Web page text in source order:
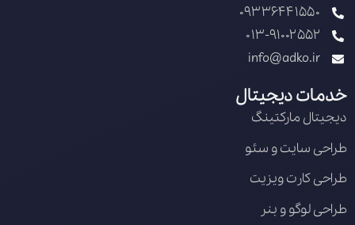
09336441550
013-91002552
info@adko.ir
خدمات دیجیتال
دیجیتال مارکتینگ
طراحی سایت و سئو
طراحی کارت ویزیت
طراحی لوگو و بنر